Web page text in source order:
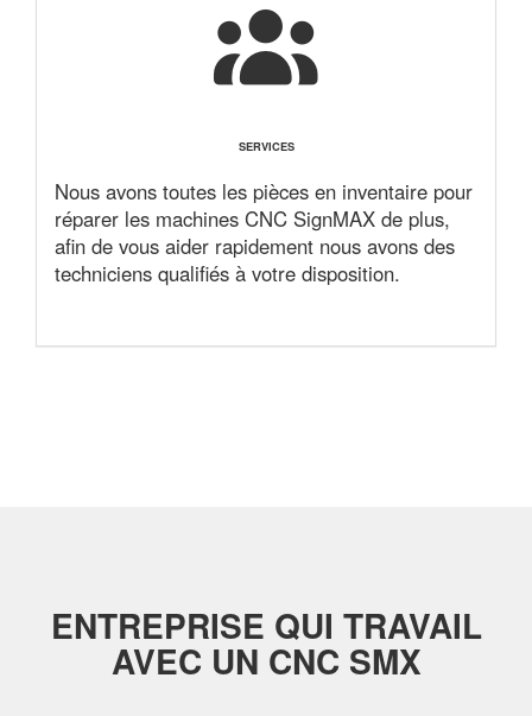
SERVICES
Nous avons toutes les pièces en inventaire pour
réparer les machines CNC SignMAX de plus,
afin de vous aider rapidement nous avons des
techniciens qualifiés à votre disposition.
ENTREPRISE QUI TRAVAIL
AVEC UN CNC SMX